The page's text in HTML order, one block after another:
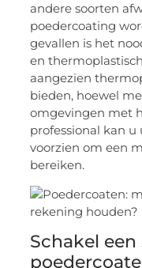
andere soorten
poedercoating
gevallen is het
en
aangezien
bieden, hoewel
omgevingen met
professional kan u
voorzien om een
bereiken.
Schakel